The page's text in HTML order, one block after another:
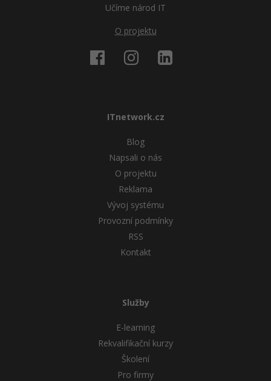
Učíme národ IT
O projektu
ITnetwork.cz
Blog
Napsali o nás
O projektu
Reklama
Vývoj systému
Provozní podmínky
RSS
Kontakt
Služby
E-learning
Rekvalifikační kurzy
Školení
Pro firmy